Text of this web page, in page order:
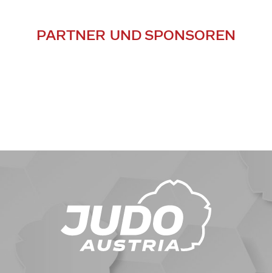
PARTNER UND SPONSOREN